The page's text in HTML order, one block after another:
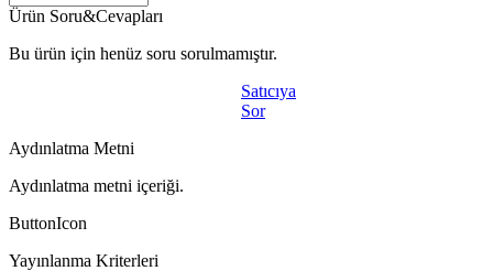
Ürün Soru&Cevapları
Bu ürün için henüz soru sorulmamıştır.
Satıcıya
Sor
Aydınlatma Metni
Aydınlatma metni içeriği.
ButtonIcon
Yayınlanma Kriterleri